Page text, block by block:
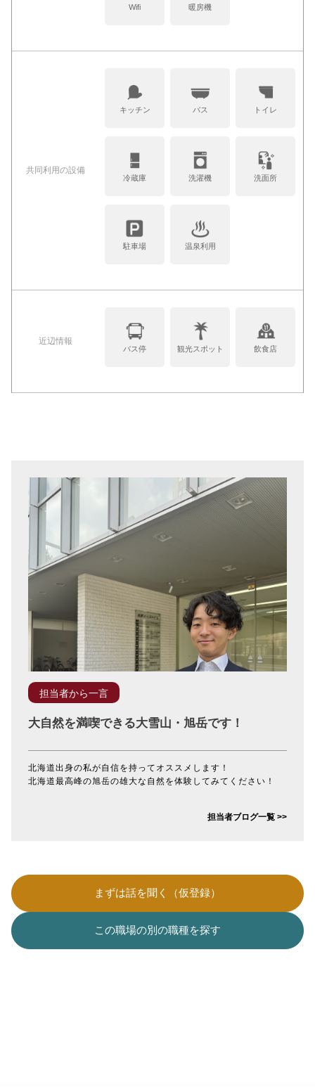
Wifi 暖房機
共同利⽤の設備
キッチン バス トイレ
冷蔵庫 洗濯機 洗面所
駐車場 温泉利用
近辺情報
バス停 観光スポット 飲食店
担当者から一言
大自然を満喫できる大雪山・旭岳です！
北海道出身の私が自信を持ってオススメします！
北海道最高峰の旭岳の雄大な自然を体験してみてください！
担当者ブログ一覧 >>
まずは話を聞く（仮登録）
この職場の別の職種を探す